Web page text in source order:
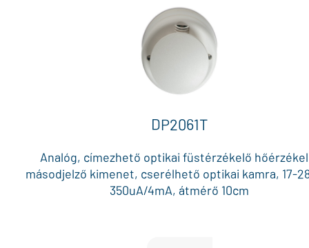
DP2061T
Analóg, címezhető optikai füstérzékelő
másodjelző kimenet, cserélhető optikai kamra, 17-
350uA/4mA, átmérő 10cm